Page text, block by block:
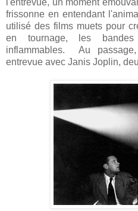
frissonne en entendant
utilisé des films muets pour
en tournage, les
inflammables. Au
entrevue avec Janis Joplin,